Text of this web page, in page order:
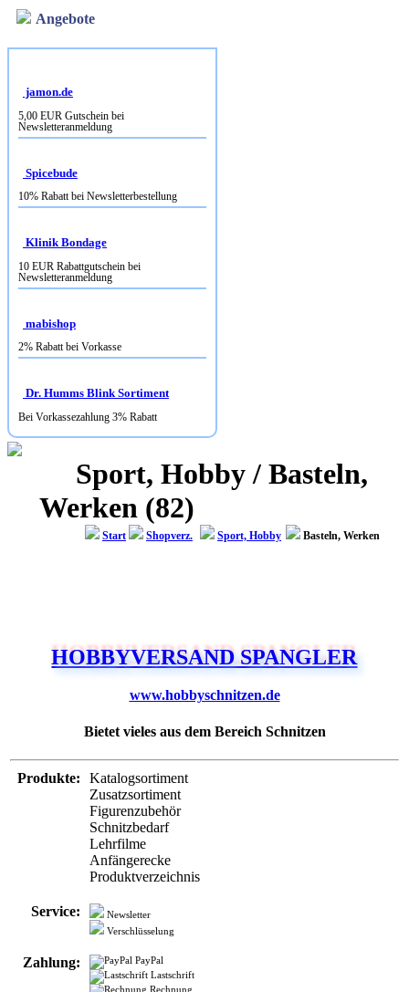
Angebote
jamon.de
5,00 EUR Gutschein bei
Newsletteranmeldung
Spicebude
10% Rabatt bei Newsletterbestellung
Klinik Bondage
10 EUR Rabattgutschein bei
Newsletteranmeldung
mabishop
2% Rabatt bei Vorkasse
Dr. Humms Blink Sortiment
Bei Vorkassezahlung 3% Rabatt
Sport, Hobby / Basteln,
Werken (82)
Start Shopverz. Sport, Hobby Basteln, Werken
HOBBYVERSAND SPANGLER
www.hobbyschnitzen.de
Bietet vieles aus dem Bereich Schnitzen
Produkte:
Katalogsortiment
Zusatzsortiment
Figurenzubehör
Schnitzbedarf
Lehrfilme
Anfängerecke
Produktverzeichnis
Service:
Newsletter
Verschlüsselung
Zahlung:
PayPal
Lastschrift
Rechnung